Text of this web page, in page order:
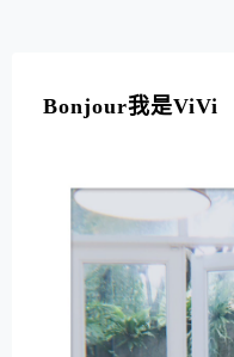
Bonjour我是ViVi